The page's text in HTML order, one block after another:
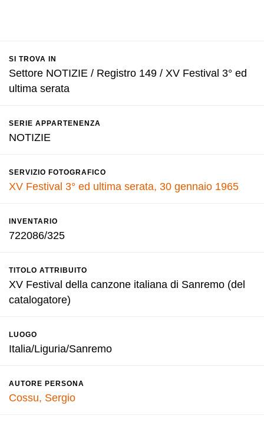
SI TROVA IN
Settore NOTIZIE / Registro 149 / XV Festival 3° ed
ultima serata
SERIE APPARTENENZA
NOTIZIE
SERVIZIO FOTOGRAFICO
XV Festival 3° ed ultima serata, 30 gennaio 1965
INVENTARIO
722086/325
TITOLO ATTRIBUITO
XV Festival della canzone italiana di Sanremo (del
catalogatore)
LUOGO
Italia/Liguria/Sanremo
AUTORE PERSONA
Cossu, Sergio